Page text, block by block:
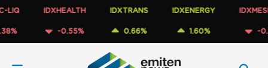
IDXHEALTH
-0.55%
IDXTRANS
0.66%
IDXENERGY
1.60% -